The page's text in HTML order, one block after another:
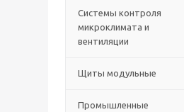
Системы контроля
микроклимата и
вентиляции
Щиты модульные
Промышленные